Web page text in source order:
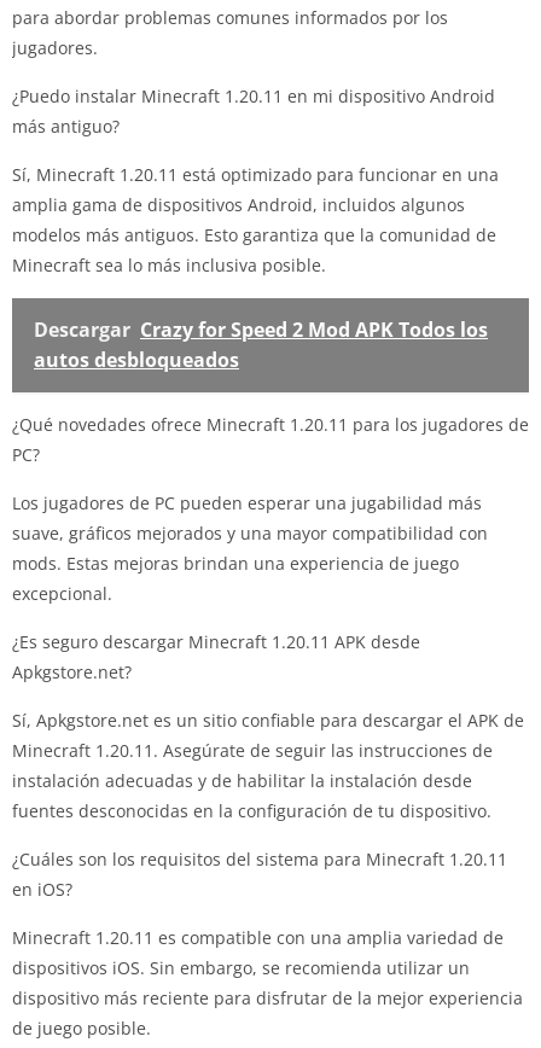
para abordar problemas comunes informados por los
jugadores.
¿Puedo instalar Minecraft 1.20.11 en mi dispositivo Android
más antiguo?
Sí, Minecraft 1.20.11 está optimizado para funcionar en una
amplia gama de dispositivos Android, incluidos algunos
modelos más antiguos. Esto garantiza que la comunidad de
Minecraft sea lo más inclusiva posible.
Descargar Crazy for Speed 2 Mod APK Todos los
autos desbloqueados
¿Qué novedades ofrece Minecraft 1.20.11 para los jugadores de
PC?
Los jugadores de PC pueden esperar una jugabilidad más
suave, gráficos mejorados y una mayor compatibilidad con
mods. Estas mejoras brindan una experiencia de juego
excepcional.
¿Es seguro descargar Minecraft 1.20.11 APK desde
Apkgstore.net?
Sí, Apkgstore.net es un sitio confiable para descargar el APK de
Minecraft 1.20.11. Asegúrate de seguir las instrucciones de
instalación adecuadas y de habilitar la instalación desde
fuentes desconocidas en la configuración de tu dispositivo.
¿Cuáles son los requisitos del sistema para Minecraft 1.20.11
en iOS?
Minecraft 1.20.11 es compatible con una amplia variedad de
dispositivos iOS. Sin embargo, se recomienda utilizar un
dispositivo más reciente para disfrutar de la mejor experiencia
de juego posible.